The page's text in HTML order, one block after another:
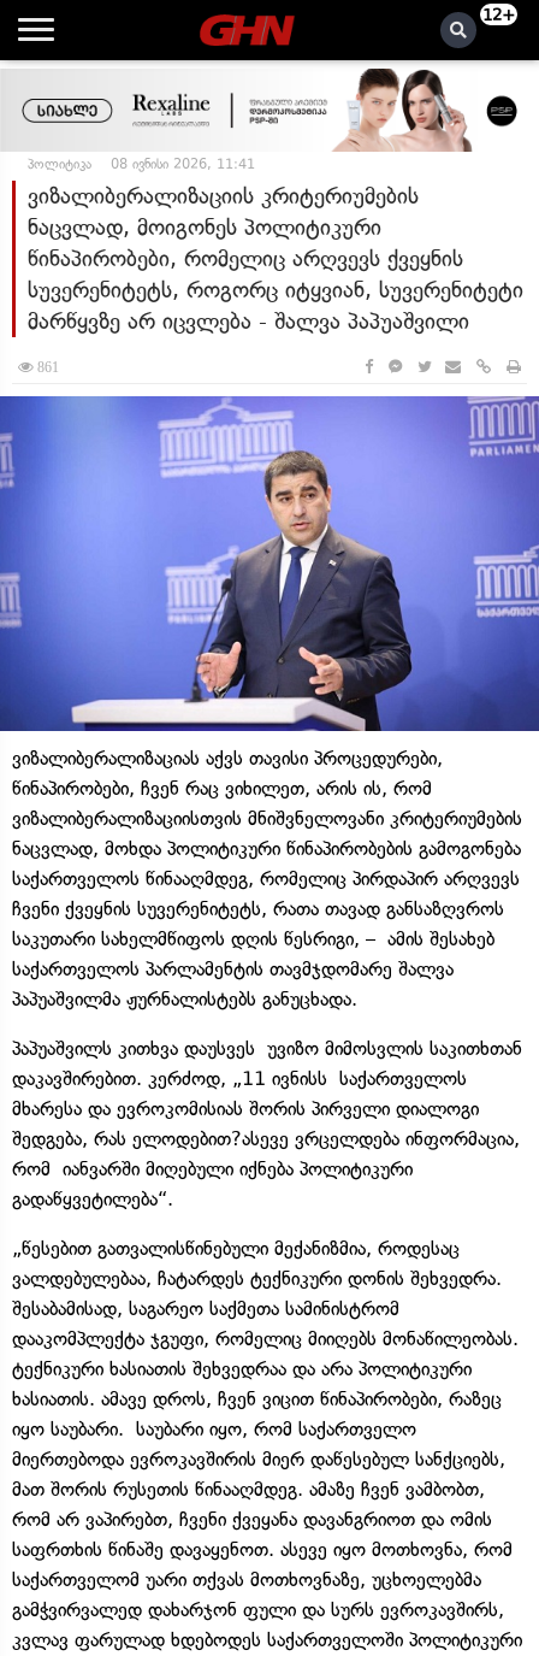
12+
პოლიტიკა 08 ივნისი 2026, 11:41
ვიზალიბერალიზაციის კრიტერიუმების
ნაცვლად, მოიგონეს პოლიტიკური
წინაპირობები, რომელიც არღვევს ქვეყნის
სუვერენიტეტს, როგორც იტყვიან, სუვერენიტეტი
მარწყვზე არ იცვლება - შალვა პაპუაშვილი
861
ვიზალიბერალიზაციას აქვს თავისი პროცედურები,
წინაპირობები, ჩვენ რაც ვიხილეთ, არის ის, რომ ​
ვიზალიბერალიზაციისთვის მნიშვნელოვანი კრიტერიუმების
ნაცვლად, მოხდა პოლიტიკური წინაპირობების გამოგონება
საქართველოს წინააღმდეგ, რომელიც პირდაპირ არღვევს
ჩვენი ქვეყნის სუვერენიტეტს, რათა თავად განსაზღვროს
საკუთარი სახელმწიფოს დღის წესრიგი, – ამის შესახებ
საქართველოს პარლამენტის თავმჯდომარე შალვა
პაპუაშვილმა ჟურნალისტებს განუცხადა.
პაპუაშვილს კითხვა დაუსვეს უვიზო მიმოსვლის საკითხთან
დაკავშირებით. კერძოდ, „11 ივნისს საქართველოს
მხარესა და ევროკომისიას შორის პირველი დიალოგი
შედგება, რას ელოდებით?ასევე ვრცელდება ინფორმაცია,
რომ იანვარში მიღებული იქნება პოლიტიკური
გადაწყვეტილება“.
„წესებით გათვალისწინებული მექანიზმია, როდესაც
ვალდებულებაა, ჩატარდეს ტექნიკური დონის შეხვედრა.
შესაბამისად, საგარეო საქმეთა სამინისტრომ
დააკომპლექტა ჯგუფი, რომელიც მიიღებს მონაწილეობას.
ტექნიკური ხასიათის შეხვედრაა და არა პოლიტიკური
ხასიათის. ამავე დროს, ჩვენ ვიცით წინაპირობები, რაზეც
იყო საუბარი. საუბარი იყო, რომ საქართველო
მიერთებოდა ევროკავშირის მიერ დაწესებულ სანქციებს,
მათ შორის რუსეთის წინააღმდეგ. ამაზე ჩვენ ვამბობთ,
რომ არ ვაპირებთ, ჩვენი ქვეყანა დავანგრიოთ და ომის
საფრთხის წინაშე დავაყენოთ. ასევე იყო მოთხოვნა, რომ
საქართველომ უარი თქვას მოთხოვნაზე, უცხოელებმა
გამჭვირვალედ დახარჯონ ფული და სურს ევროკავშირს,
კვლავ ფარულად ხდებოდეს საქართველოში პოლიტიკური